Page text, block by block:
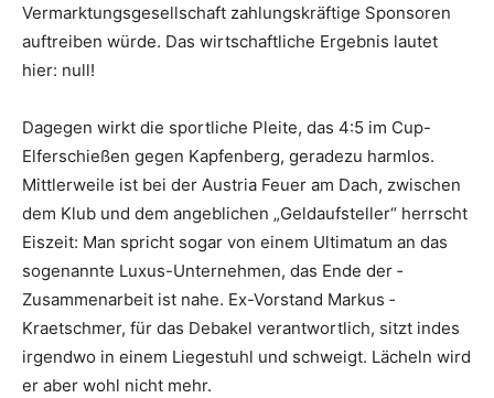
Vermarktungsgesellschaft zahlungskräftige Sponsoren
auftreiben würde. Das wirtschaftliche Ergebnis lautet
hier: null!
Dagegen wirkt die sportliche Pleite, das 4:5 im Cup-
Elferschießen gegen Kapfenberg, geradezu harmlos.
Mittlerweile ist bei der Austria Feuer am Dach, zwischen
dem Klub und dem angeblichen „Geldaufsteller“ herrscht
Eiszeit: Man spricht sogar von einem Ultimatum an das
sogenannte Luxus-Unternehmen, das Ende der ­
Zusammenarbeit ist nahe. Ex-Vorstand Markus ­
Kraetschmer, für das Debakel verantwortlich, sitzt indes
irgendwo in einem Liegestuhl und schweigt. Lächeln wird
er aber wohl nicht mehr.